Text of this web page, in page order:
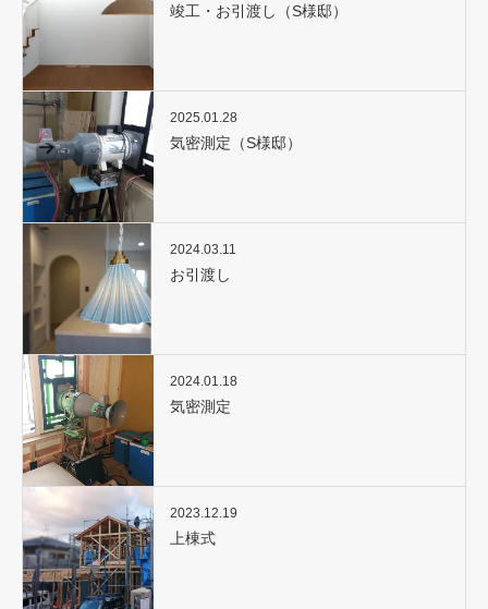
竣工・お引渡し（S様邸）
2025.01.28
気密測定（S様邸）
2024.03.11
お引渡し
2024.01.18
気密測定
2023.12.19
上棟式